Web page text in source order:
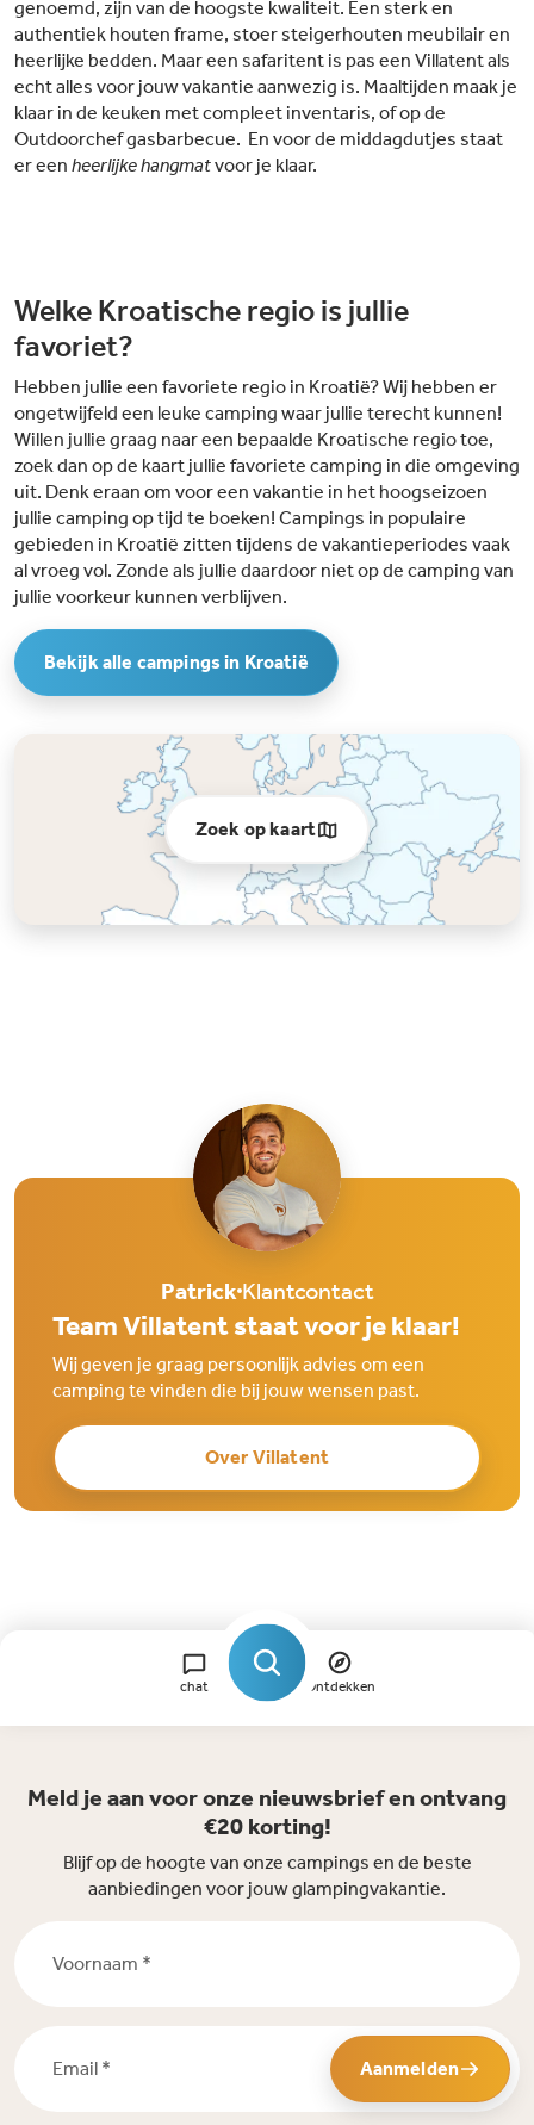
genoemd, zijn van de hoogste kwaliteit. Een sterk en
authentiek houten frame, stoer steigerhouten meubilair en
heerlijke bedden. Maar een safaritent is pas een Villatent als
echt alles voor jouw vakantie aanwezig is. Maaltijden maak je
klaar in de keuken met compleet inventaris, of op de
Outdoorchef gasbarbecue. En voor de middagdutjes staat
er een heerlijke hangmatvoor je klaar.
Welke Kroatische regio is jullie
favoriet?
Hebben jullie een favoriete regio in Kroatië? Wij hebben er
ongetwijfeld een leuke camping waar jullie terecht kunnen!
Willen jullie graag naar een bepaalde Kroatische regio toe,
zoek dan op de kaart jullie favoriete camping in die omgeving
uit. Denk eraan om voor een vakantie in het hoogseizoen
jullie camping op tijd te boeken! Campings in populaire
gebieden in Kroatië zitten tijdens de vakantieperiodes vaak
al vroeg vol. Zonde als jullie daardoor niet op de camping van
jullie voorkeur kunnen verblijven.
Bekijk alle campings in Kroatië
Zoek op kaart
PatrickKlantcontact
Team Villatent staat voor je klaar!
Wij geven je graag persoonlijk advies om een
camping te vinden die bij jouw wensen past.
Over Villatent
chat Ontdekken
Meld je aan voor onze nieuwsbrief en ontvang
€20 korting!
Blijf op de hoogte van onze campings en de beste
aanbiedingen voor jouw glampingvakantie.
Aanmelden